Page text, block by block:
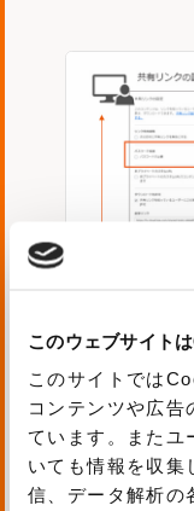
このウェブサイト
このサイトでは
コンテンツや広告
ています。またユ
いても情報を収集
信、データ解析の
Box APIを
保護が施さ